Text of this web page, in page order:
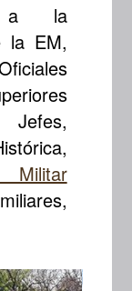
a la
la EM,
Militar